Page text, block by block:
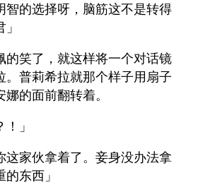
智的选择呀，脑筋这不是转得
的笑了，就这样将一个对话镜
。普莉希拉就那个样子用扇子
的面前翻转着。
」
这家伙拿着了。妾身没办法拿
东西」